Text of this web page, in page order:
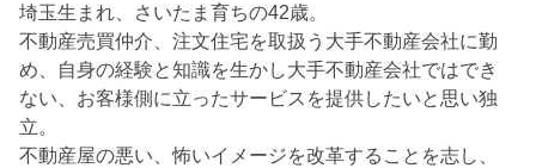
埼玉生まれ、さいたま育ちの42歳。
不動産売買仲介、注文住宅を取扱う大手不動産会社に勤
め、自身の経験と知識を生かし大手不動産会社ではでき
ない、お客様側に立ったサービスを提供したいと思い独
立。
不動産屋の悪い、怖いイメージを改革することを志し、